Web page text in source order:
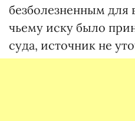
безболезненным для
чьему иску было
суда, источник не